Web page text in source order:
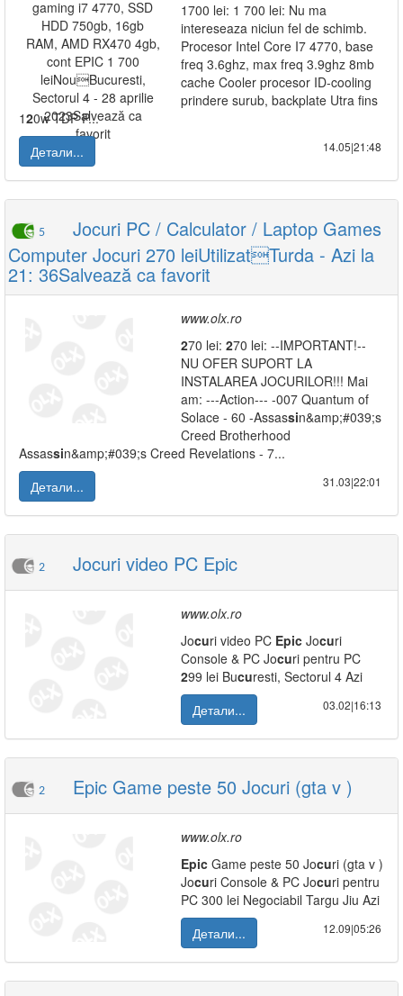
1700 lei: 1 700 lei: Nu ma
intereseaza niciun fel de schimb.
Procesor Intel Core I7 4770, base
freq 3.6ghz, max freq 3.9ghz 8mb
cache Cooler procesor ID-cooling
prindere surub, backplate Utra fins
120w TDP P...
Детали...
14.05|21:48
5
Jocuri PC / Calculator / Laptop Games
Computer Jocuri 270 leiUtilizatTurda - Azi la
21: 36Salvează ca favorit
www.olx.ro
270 lei: 270 lei: --IMPORTANT!--
NU OFER SUPORT LA
INSTALAREA JOCURILOR!!! Mai
am: ---Action--- -007 Quantum of
Solace - 60 -Assassin&amp;#039;s
Creed Brotherhood
Assassin&amp;#039;s Creed Revelations - 7...
Детали...
31.03|22:01
2 Jocuri video PC Epic
www.olx.ro
Jocuri video PC Epic Jocuri
Console & PC Jocuri pentru PC
299 lei Bucuresti, Sectorul 4 Azi
Детали...
03.02|16:13
2 Epic Game peste 50 Jocuri (gta v )
www.olx.ro
Epic Game peste 50 Jocuri (gta v )
Jocuri Console & PC Jocuri pentru
PC 300 lei Negociabil Targu Jiu Azi
Детали...
12.09|05:26